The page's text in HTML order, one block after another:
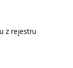
z rejestru